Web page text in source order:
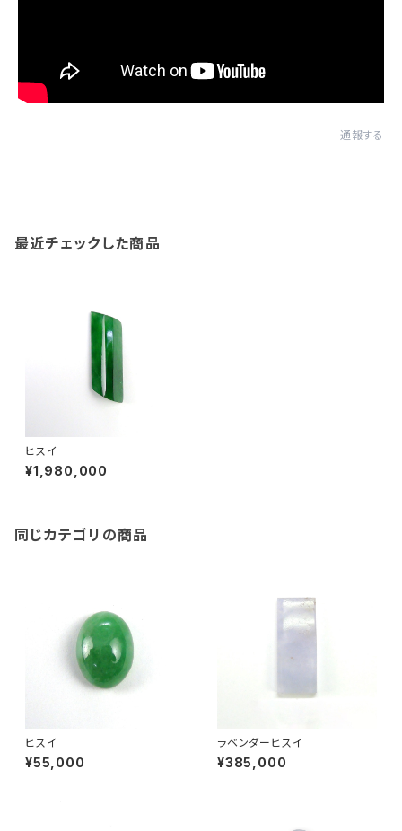
通報する
最近チェックした商品
ヒスイ
¥1,980,000
同じカテゴリの商品
ヒスイ
¥55,000
ラベンダーヒスイ
¥385,000